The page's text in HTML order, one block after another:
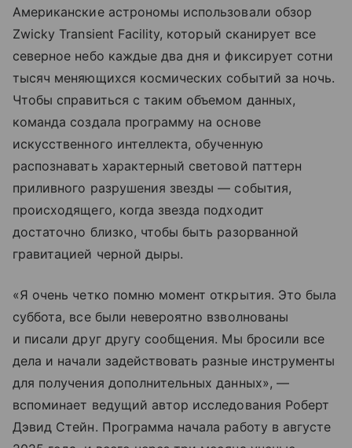
Американские астрономы использовали обзор
Zwicky Transient Facility, который сканирует все
северное небо каждые два дня и фиксирует сотни
тысяч меняющихся космических событий за ночь.
Чтобы справиться с таким объемом данных,
команда создала программу на основе
искусственного интеллекта, обученную
распознавать характерный световой паттерн
приливного разрушения звезды — события,
происходящего, когда звезда подходит
достаточно близко, чтобы быть разорванной
гравитацией черной дыры.
«Я очень четко помню момент открытия. Это была
суббота, все были невероятно взволнованы
и писали друг другу сообщения. Мы бросили все
дела и начали задействовать разные инструменты
для получения дополнительных данных», —
вспоминает ведущий автор исследования Роберт
Дэвид Стейн. Программа начала работу в августе